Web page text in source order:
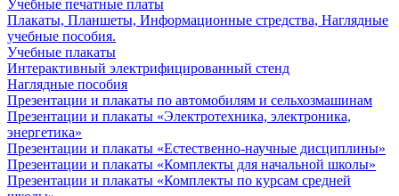
Учебные печатные платы
Плакаты, Планшеты, Информационные стредства, Наглядные
учебные пособия.
Учебные плакаты
Интерактивный электрифицированный стенд
Наглядные пособия
Презентации и плакаты по автомобилям и сельхозмашинам
Презентации и плакаты «Электротехника, электроника,
энергетика»
Презентации и плакаты «Естественно-научные дисциплины»
Презентации и плакаты «Комплекты для начальной школы»
Презентации и плакаты «Комплекты по курсам средней